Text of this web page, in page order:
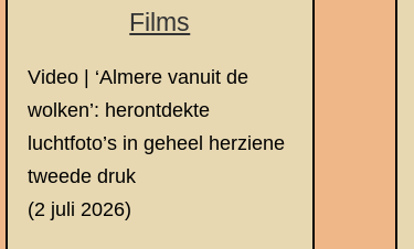
Films
Video | ‘Almere vanuit de
wolken’: herontdekte
luchtfoto’s in geheel herziene
tweede druk
(2 juli 2026)